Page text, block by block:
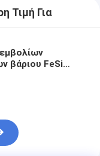
Τιμή Για
βάριου FeSi